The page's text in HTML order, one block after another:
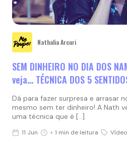
Nathalia Arcuri
SEM DINHEIRO NO DIA DOS
veja… TÉCNICA DOS 5
Dá para fazer surpresa e arrasar
mesmo sem ter dinheiro! A Nath
uma técnica que é […]
11 Jun < 1 min de leitura